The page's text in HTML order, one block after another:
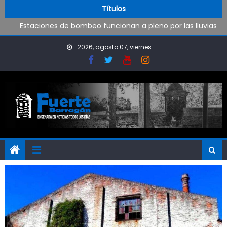
Títulos
Operativo de limpieza de desagües en Punta Lara
Estaciones de bombeo funcionan a pleno por las lluvias
Visita al Destacamento de Bomberos de Punta Lara
2026, agosto 07, viernes